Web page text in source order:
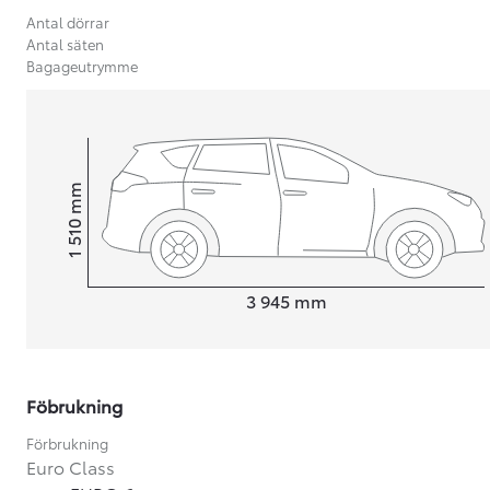
Från 599 900 kr
Nya Corolla Cross
Antal dörrar
Antal säten
Bagageutrymme
3 945 mm
Height1 510
mm
Föbrukning
Förbrukning
Euro Class